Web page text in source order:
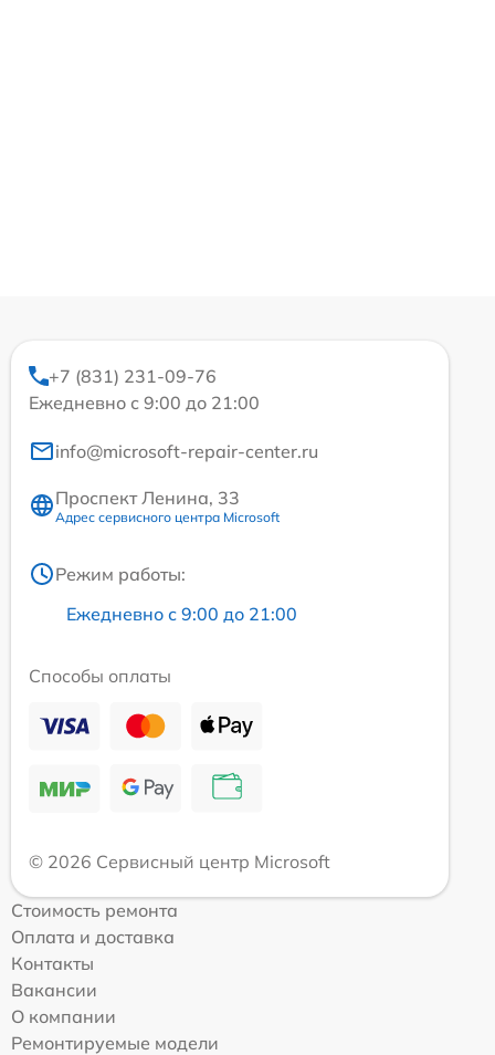
+7 (831) 231-09-76
Ежедневно с 9:00 до 21:00
info@microsoft-repair-center.ru
Проспект Ленина, 33
Адрес сервисного центра Microsoft
Режим работы:
Ежедневно с 9:00 до 21:00
Способы оплаты
© 2026 Сервисный центр Microsoft
Стоимость ремонта
Оплата и доставка
Контакты
Вакансии
О компании
Ремонтируемые модели